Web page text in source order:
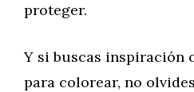
proteger.
Y si buscas inspiración
para colorear, no